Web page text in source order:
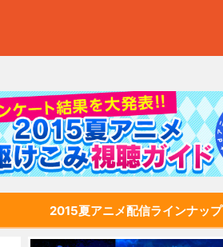
2015夏アニメ配信ラインナップ